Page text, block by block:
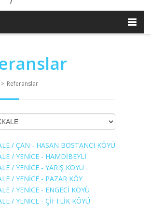
> Referanslar
/ ÇAN - HASAN BOSTANCI KÖYÜ
/ YENİCE - HAMDİBEYLİ
/ YENİCE - YARIŞ KÖYÜ
/ YENİCE - PAZAR KÖY
/ YENİCE - ENGECİ KÖYÜ
/ YENİCE - ÇİFTLİK KÖYÜ